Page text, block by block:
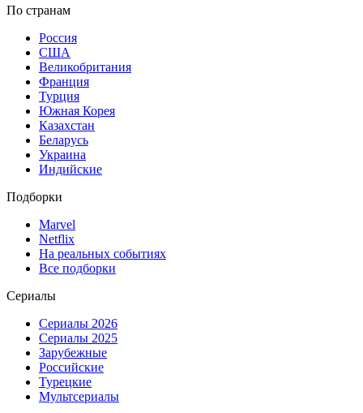
По странам
Россия
США
Великобритания
Франция
Турция
Южная Корея
Казахстан
Беларусь
Украина
Индийские
Подборки
Marvel
Netflix
На реальных событиях
Все подборки
Сериалы
Сериалы 2026
Сериалы 2025
Зарубежные
Российские
Турецкие
Мультсериалы